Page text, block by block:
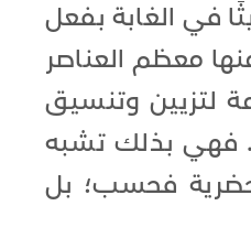
في الغابة بفعل
معظم العناصر
لتزيين وتنسيق
فهي بذلك تشبه
فحسب؛ بل